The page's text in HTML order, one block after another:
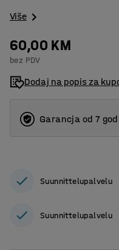
Više
60,00 KM
bez PDV
Dodaj na popis za
Garancja od 7
Suunnittelupalvelu
Suunnittelupalvelu